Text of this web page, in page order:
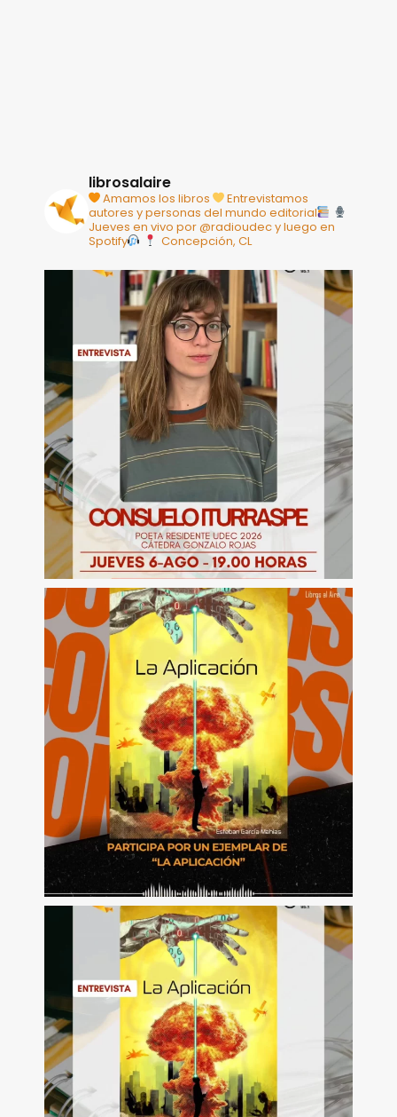
librosalaire
Amamos los libros
Entrevistamos
autores y personas del mundo editorial
Jueves en vivo por @radioudec y luego en
Spotify
Concepción, CL